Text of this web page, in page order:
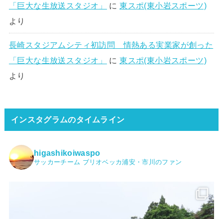
「巨大な生放送スタジオ」
に東スポ(東小岩スポーツ)
より
長崎スタジアムシティ初訪問 情熱ある実業家が創った
「巨大な生放送スタジオ」
に東スポ(東小岩スポーツ)
より
インスタグラムのタイムライン
higashikoiwaspo
サッカーチーム ブリオベッカ浦安・市川のファン